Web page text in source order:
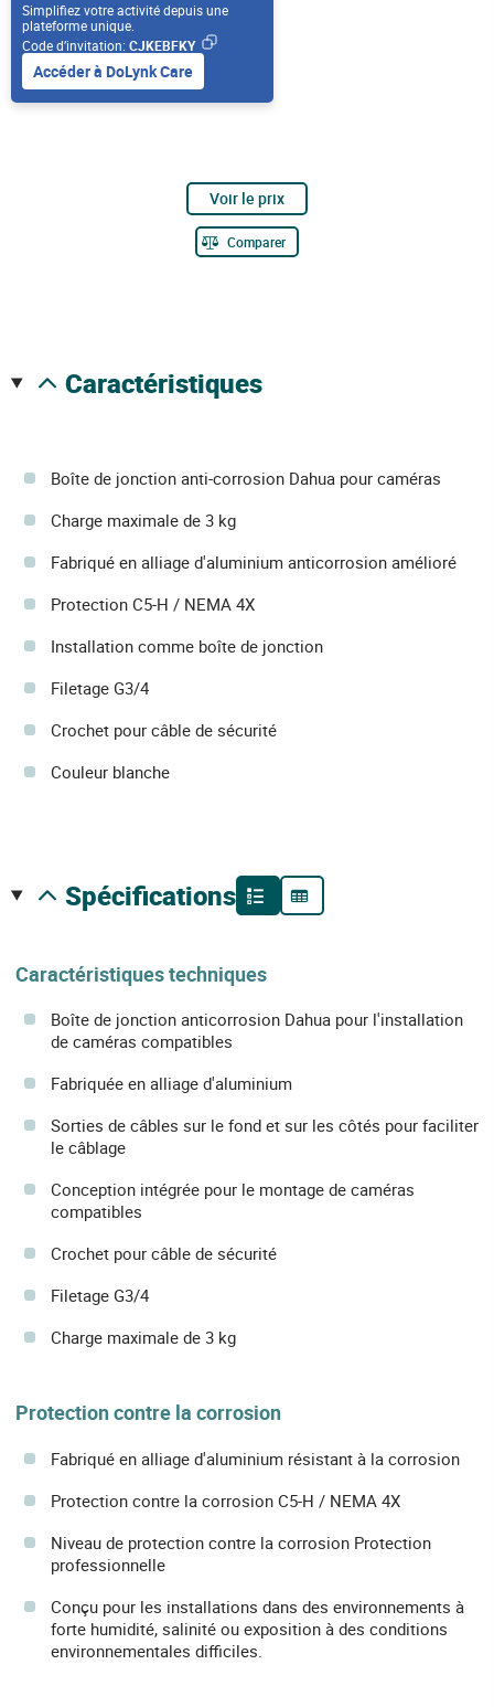
Simplifiez votre activité depuis une
plateforme unique.
Code d’invitation: CJKEBFKY
Accéder à DoLynk Care
Voir le prix
Comparer
caractéristiques
Boîte de jonction anti-corrosion Dahua pour caméras
Charge maximale de 3 kg
Fabriqué en alliage d'aluminium anticorrosion amélioré
Protection C5-H / NEMA 4X
Installation comme boîte de jonction
Filetage G3/4
Crochet pour câble de sécurité
Couleur blanche
spécifications
Caractéristiques techniques
Boîte de jonction anticorrosion Dahua pour l'installation
de caméras compatibles
Fabriquée en alliage d'aluminium
Sorties de câbles sur le fond et sur les côtés pour faciliter
le câblage
Conception intégrée pour le montage de caméras
compatibles
Crochet pour câble de sécurité
Filetage G3/4
Charge maximale de 3 kg
Protection contre la corrosion
Fabriqué en alliage d'aluminium résistant à la corrosion
Protection contre la corrosion C5-H / NEMA 4X
Niveau de protection contre la corrosion Protection
professionnelle
Conçu pour les installations dans des environnements à
forte humidité, salinité ou exposition à des conditions
environnementales difficiles.